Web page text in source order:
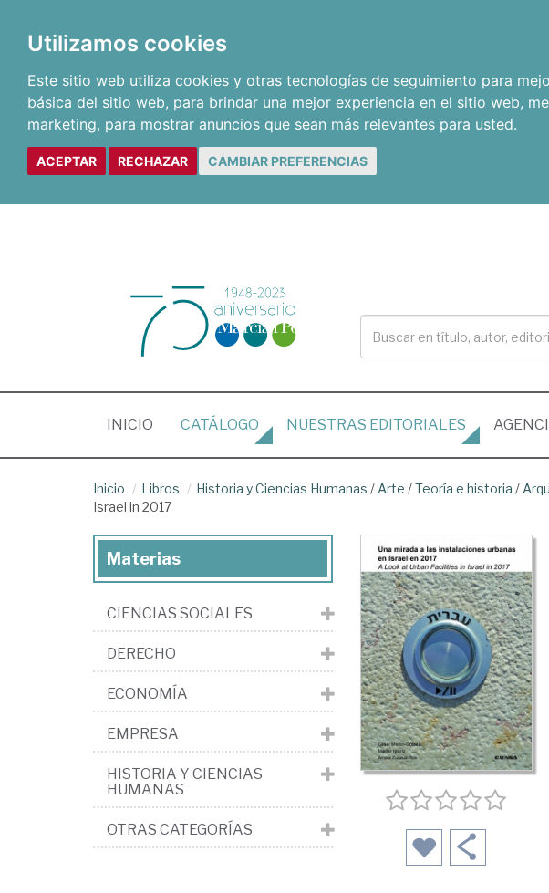
Utilizamos cookies
Este sitio web utiliza cookies y otras tecnologías de seguimiento para
básica del sitio web, para brindar una mejor experiencia en el sitio web,
marketing, para mostrar anuncios que sean más relevantes para usted.
ACEPTAR RECHAZAR CAMBIAR PREFERENCIAS
INICIO (CURRENT)
CATÁLOGO NUESTRAS EDITORIALES
Inicio Libros Historia y Ciencias Humanas / Arte /Teoría e historia /
Israel in 2017
Materias
CIENCIAS SOCIALES
DERECHO
ECONOMÍA
EMPRESA
HISTORIA Y CIENCIAS
HUMANAS
OTRAS CATEGORÍAS